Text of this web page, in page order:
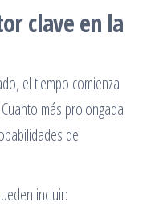
clave en la
el tiempo comienza
más prolongada
de
incluir: